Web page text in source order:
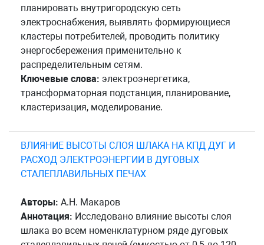
планировать внутригородскую сеть
электроснабжения, выявлять формирующиеся
кластеры потребителей, проводить политику
энергосбережения применительно к
распределительным сетям.
Ключевые слова: электроэнергетика,
трансформаторная подстанция, планирование,
кластеризация, моделирование.
ВЛИЯНИЕ ВЫСОТЫ СЛОЯ ШЛАКА НА КПД ДУГ И
РАСХОД ЭЛЕКТРОЭНЕРГИИ В ДУГОВЫХ
СТАЛЕПЛАВИЛЬНЫХ ПЕЧАХ
Авторы: А.Н. Макаров
Аннотация: Исследовано влияние высоты слоя
шлака во всем номенклатурном ряде дуговых